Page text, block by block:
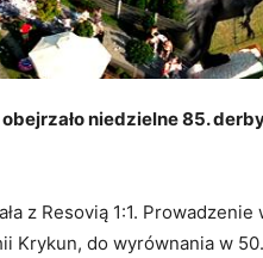
niedzielne 85.
z Resovią 1:1.
Krykun, do wyrównania w